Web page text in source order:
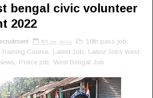
bengal civic volunteer
2022
জুন ১৬, ২০২২ 10th pass job
Training Course Latest Job
Latest Jobs West
Police job West Bengal Job